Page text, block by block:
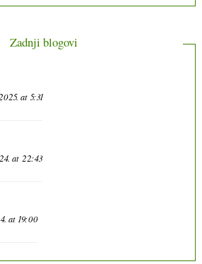
Zadnji blogovi
at 5:31
at 22:43
at 19:00